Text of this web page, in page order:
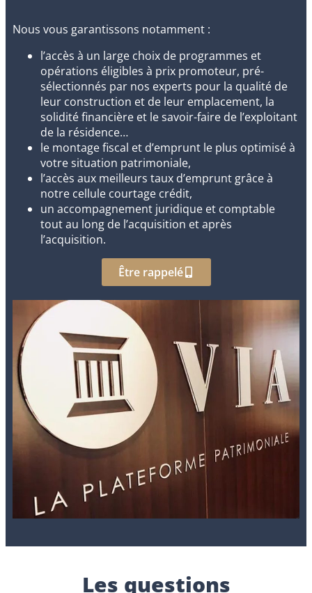
Nous vous garantissons notamment :
l’accès à un large choix de programmes et
opérations éligibles à prix promoteur, pré-
sélectionnés par nos experts pour la qualité de
leur construction et de leur emplacement, la
solidité financière et le savoir-faire de l’exploitant
de la résidence…
le montage fiscal et d’emprunt le plus optimisé à
votre situation patrimoniale,
l’accès aux meilleurs taux d’emprunt grâce à
notre cellule courtage crédit,
un accompagnement juridique et comptable
tout au long de l’acquisition et après
l’acquisition.
Être rappelé
Les questions